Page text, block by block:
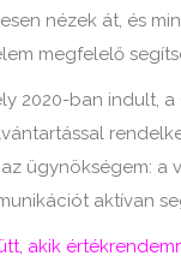
nézek át, és
megfelelő
2020-ban indult,
ügynökségem:
aktívan
akik